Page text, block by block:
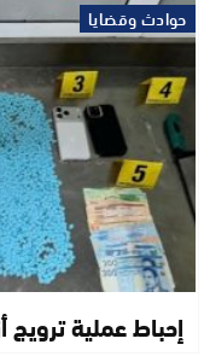
حوادث وقضايا
إحباط عملية ترويج أزيد من 7000